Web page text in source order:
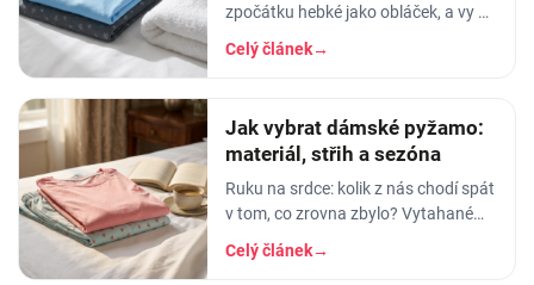
zpočátku hebké jako obláček, a vy v
něm usínáte s pocitem, že spíte v
luxusu. Po pár měsících praní z něj…
Celý článek→
Jak vybrat dámské pyžamo:
materiál, střih a sezóna
Ruku na srdce: kolik z nás chodí spát
v tom, co zrovna zbylo? Vytahané
tričko po manželovi, staré legíny,
jedna nohavice nahoře, druhá dole.
Celý článek→